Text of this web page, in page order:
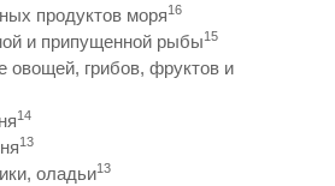
продуктов моря16
и припущенной рыбы15
овощей, грибов, фруктов и
14
13
оладьи13